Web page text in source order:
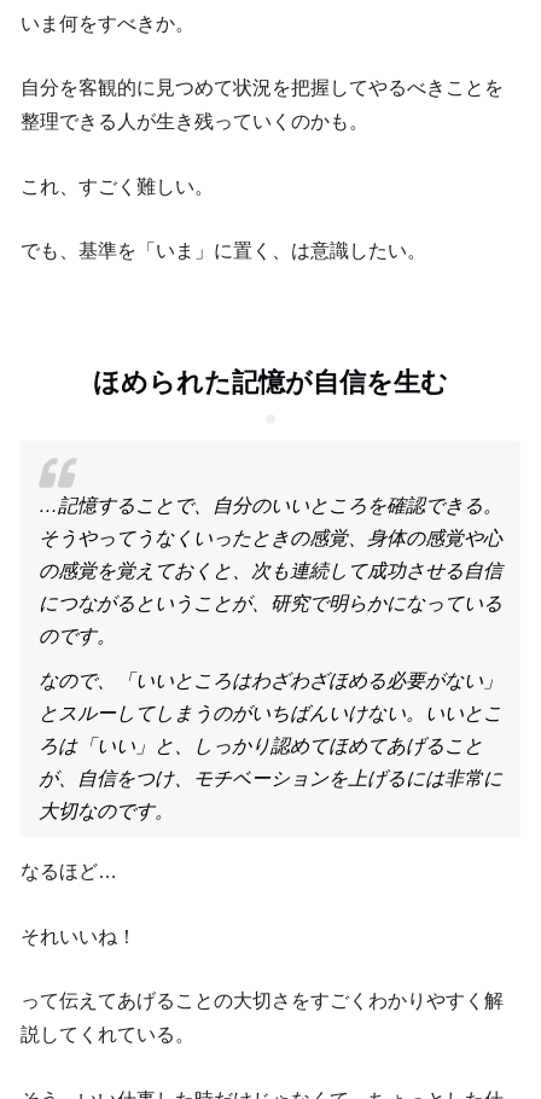
いま何をすべきか。
自分を客観的に見つめて状況を把握してやるべきことを
整理できる人が生き残っていくのかも。
これ、すごく難しい。
でも、基準を「いま」に置く、は意識したい。
ほめられた記憶が自信を生む
…記憶することで、自分のいいところを確認できる。
そうやってうなくいったときの感覚、身体の感覚や心
の感覚を覚えておくと、次も連続して成功させる自信
につながるということが、研究で明らかになっている
のです。
なので、「いいところはわざわざほめる必要がない」
とスルーしてしまうのがいちばんいけない。いいとこ
ろは「いい」と、しっかり認めてほめてあげること
が、自信をつけ、モチベーションを上げるには非常に
大切なのです。
なるほど…
それいいね！
って伝えてあげることの大切さをすごくわかりやすく解
説してくれている。